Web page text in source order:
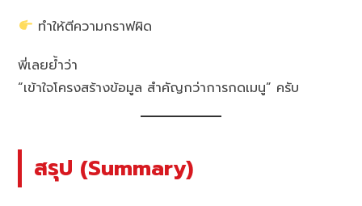
ทำให้ตีความกราฟผิด
พี่เลยย้ำว่า
“เข้าใจโครงสร้างข้อมูล สำคัญกว่าการกดเมนู” ครับ
สรุป (Summary)